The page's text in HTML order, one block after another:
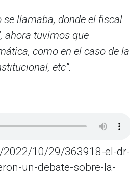
llamaba, donde el fiscal
ahora tuvimos que
como en el caso de la
etc”.
2022/10/29/363918-el-dr-
un-debate-sobre-la-